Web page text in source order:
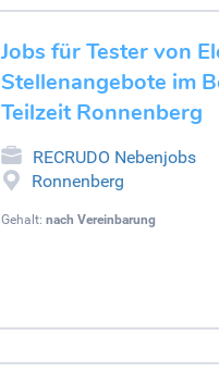
Jobs für Tester von
Stellenangebote im
Teilzeit Ronnenberg
RECRUDO Nebenjobs
Ronnenberg
Gehalt: nach Vereinbarung